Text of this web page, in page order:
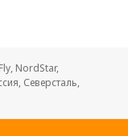
рейс?
, NordStar,
, Северсталь,